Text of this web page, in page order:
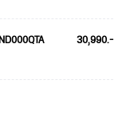
30,990.-